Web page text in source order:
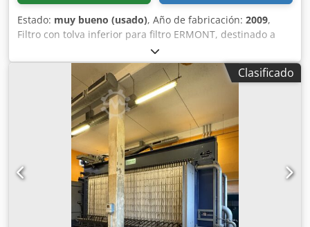
Estado: muy bueno (usado), Año de fabricación: 2009,
Filtro con tolva inferior para filtro ERMONT, destinado a
plantas de producción de mezclas asfálticas. Dcodpfx
Anszf Nbfs Isk Año: 2009.
Clasificado